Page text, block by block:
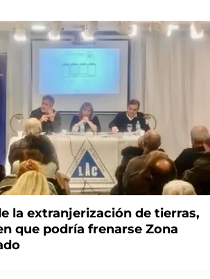
la extranjerización de tierras,
que podría frenarse Zona